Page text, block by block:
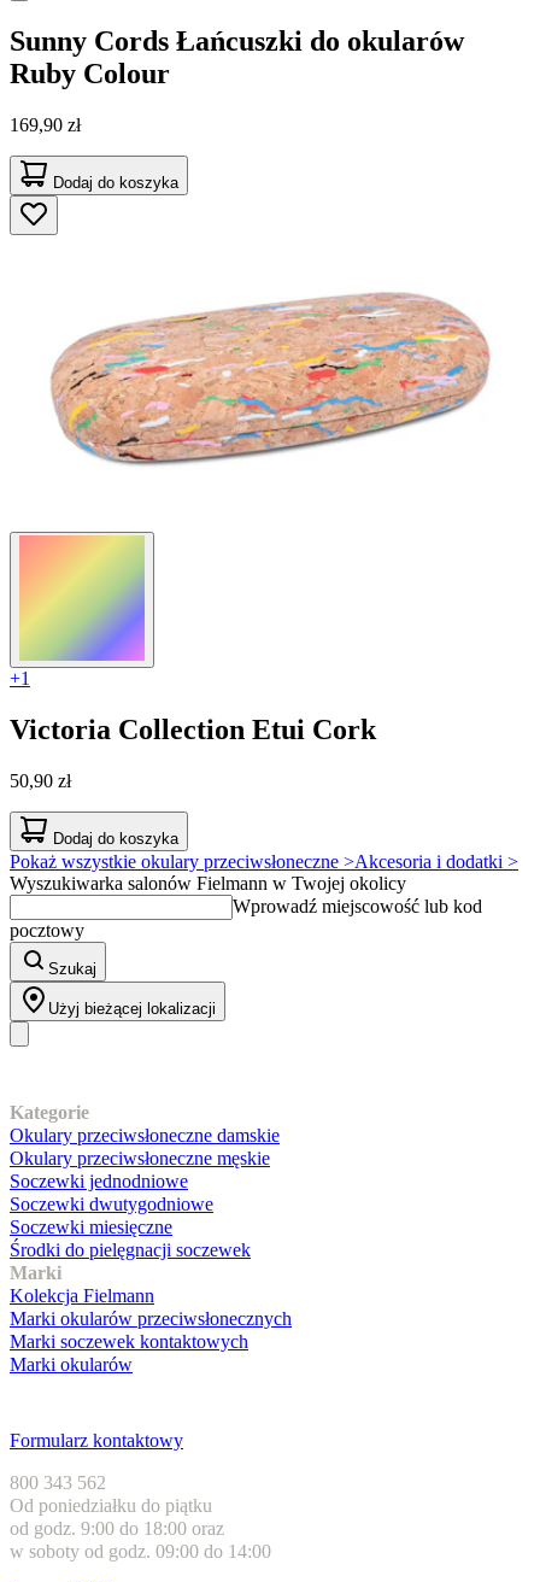
Sunny Cords Łańcuszki do okularów
Ruby Colour
169,90 zł
Dodaj do koszyka
+1
Victoria Collection Etui Cork
50,90 zł
Dodaj do koszyka
Pokaż wszystkie okulary przeciwsłoneczne >Akcesoria i dodatki >
Wyszukiwarka salonów Fielmann w Twojej okolicy
Wprowadź miejscowość lub kod
pocztowy
Szukaj
Użyj bieżącej lokalizacji
Kategorie
Okulary przeciwsłoneczne damskie
Okulary przeciwsłoneczne męskie
Soczewki jednodniowe
Soczewki dwutygodniowe
Soczewki miesięczne
Środki do pielęgnacji soczewek
Marki
Kolekcja Fielmann
Marki okularów przeciwsłonecznych
Marki soczewek kontaktowych
Marki okularów
Formularz kontaktowy
800 343 562
Od poniedziałku do piątku
od godz. 9:00 do 18:00 oraz
w soboty od godz. 09:00 do 14:00